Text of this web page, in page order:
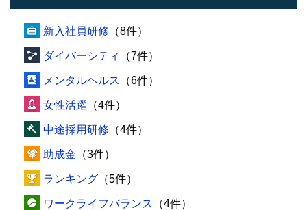
新入社員研修 （8件）
ダイバーシティ （7件）
メンタルヘルス （6件）
女性活躍 （4件）
中途採用研修 （4件）
助成金 （3件）
ランキング （5件）
ワークライフバランス （4件）